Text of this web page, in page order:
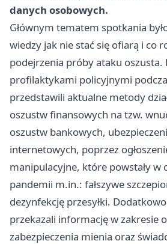
danych osobowych.
Głównym tematem spotkania
wiedzy jak nie stać się ofiarą i co
podejrzenia próby ataku oszusta.
profilaktykami policyjnymi
przedstawili aktualne metody
oszustw finansowych na tzw.
oszustw bankowych,
internetowych, poprzez
manipulacyjne, które powstały w
pandemii m.in.: fałszywe
dezynfekcję przesyłki.
przekazali informację w zakresie
zabezpieczenia mienia oraz